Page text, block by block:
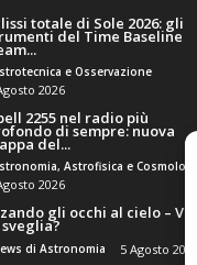
totale di Sole 2026: gli
del Time Baseline
e Osservazione
2026
2255 nel radio più
di sempre: nuova
del...
Astrofisica e Cosmologia
2026
gli occhi al cielo – Vale
di Astronomia 5 Agosto 2026